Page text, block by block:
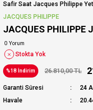
Safir Saat Jacques Philippe
JACQUES PHILIPPE
JACQUES PHILIPPE
0 Yorum
Stokta Yok
%18 İndirim 26.810,00 TL
Garanti Süresi
24
Havale